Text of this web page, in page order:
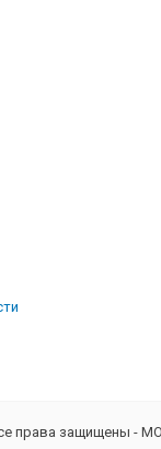
права защищены -